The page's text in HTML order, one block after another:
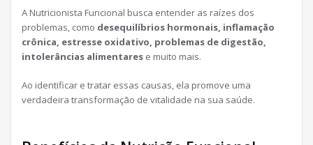
A Nutricionista Funcional busca entender as raízes dos
problemas, como desequilíbrios hormonais, inflamação
crônica, estresse oxidativo, problemas de digestão,
intolerâncias alimentares e muito mais.
Ao identificar e tratar essas causas, ela promove uma
verdadeira transformação de vitalidade na sua saúde.